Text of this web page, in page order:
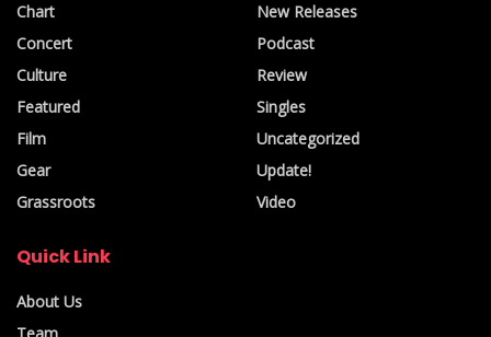
Chart
Concert
Culture
Featured
Film
Gear
Grassroots
New Releases
Podcast
Review
Singles
Uncategorized
Update!
Video
Quick Link
About Us